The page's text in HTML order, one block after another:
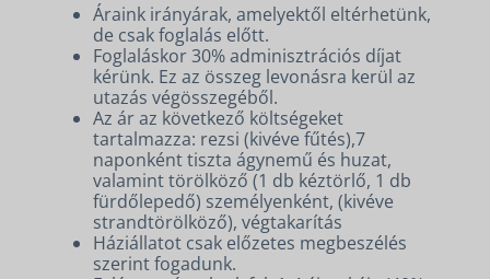
Áraink irányárak, amelyektől eltérhetünk,
de csak foglalás előtt.
Foglaláskor 30% adminisztrációs díjat
kérünk. Ez az összeg levonásra kerül az
utazás végösszegéből.
Az ár az következő költségeket
tartalmazza: rezsi (kivéve fűtés),7
naponként tiszta ágynemű és huzat,
valamint törölköző (1 db kéztörlő, 1 db
fürdőlepedő) személyenként, (kivéve
strandtörölköző), végtakarítás
Háziállatot csak előzetes megbeszélés
szerint fogadunk.